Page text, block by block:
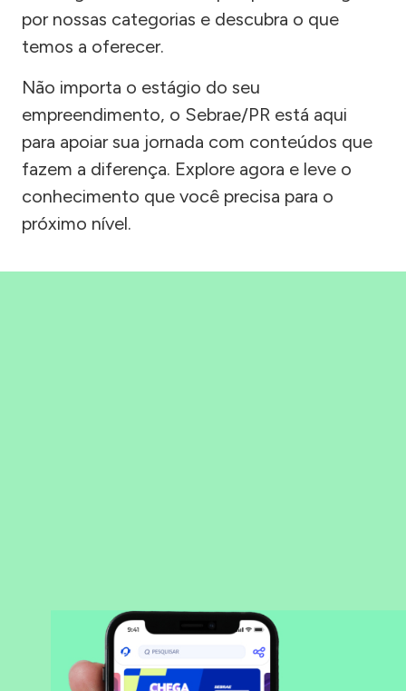
por nossas categorias e descubra o que
temos a oferecer.
Não importa o estágio do seu
empreendimento, o Sebrae/PR está aqui
para apoiar sua jornada com conteúdos que
fazem a diferença. Explore agora e leve o
conhecimento que você precisa para o
próximo nível.